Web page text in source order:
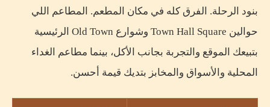
بنود الرحلة. الفرق كله في مكان المطعم. المطاعم اللي
حوالين Town Hall Square وشوارع Old Town الرئيسية
بتبيعك الموقع والتجربة بجانب الأكل، بينما مطاعم الغداء
المحلية والأسواق والمخابز بتديك قيمة أحسن.